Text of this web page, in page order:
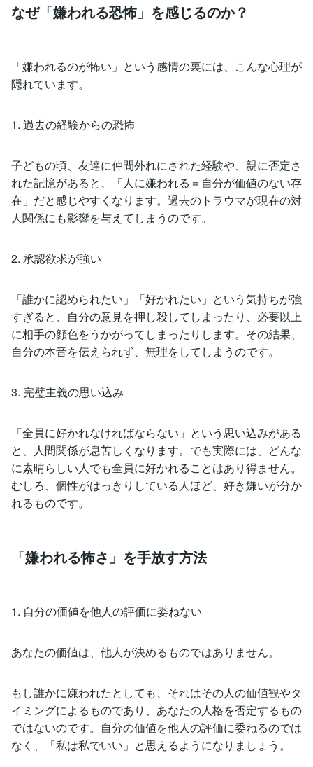
なぜ「嫌われる恐怖」を感じるのか？
「嫌われるのが怖い」という感情の裏には、こんな心理が
隠れています。
1. 過去の経験からの恐怖
子どもの頃、友達に仲間外れにされた経験や、親に否定さ
れた記憶があると、「人に嫌われる＝自分が価値のない存
在」だと感じやすくなります。過去のトラウマが現在の対
人関係にも影響を与えてしまうのです。
2. 承認欲求が強い
「誰かに認められたい」「好かれたい」という気持ちが強
すぎると、自分の意見を押し殺してしまったり、必要以上
に相手の顔色をうかがってしまったりします。その結果、
自分の本音を伝えられず、無理をしてしまうのです。
3. 完璧主義の思い込み
「全員に好かれなければならない」という思い込みがある
と、人間関係が息苦しくなります。でも実際には、どんな
に素晴らしい人でも全員に好かれることはあり得ません。
むしろ、個性がはっきりしている人ほど、好き嫌いが分か
れるものです。
「嫌われる怖さ」を手放す方法
1. 自分の価値を他人の評価に委ねない
あなたの価値は、他人が決めるものではありません。
もし誰かに嫌われたとしても、それはその人の価値観やタ
イミングによるものであり、あなたの人格を否定するもの
ではないのです。自分の価値を他人の評価に委ねるのでは
なく、「私は私でいい」と思えるようになりましょう。